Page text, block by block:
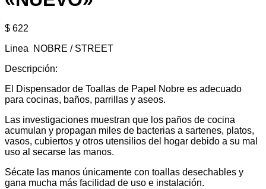
$ 622
Linea NOBRE / STREET
Descripción:
El Dispensador de Toallas de Papel Nobre es adecuado
para cocinas, baños, parrillas y aseos.
Las investigaciones muestran que los paños de cocina
acumulan y propagan miles de bacterias a sartenes, platos,
vasos, cubiertos y otros utensilios del hogar debido a su mal
uso al secarse las manos.
Sécate las manos únicamente con toallas desechables y
gana mucha más facilidad de uso e instalación.